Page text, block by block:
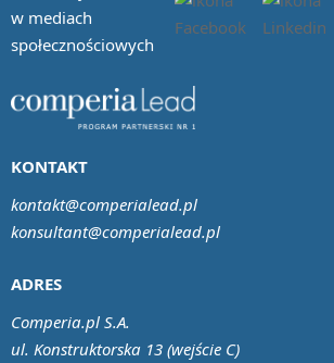
w mediach
społecznościowych
ADRES
Comperia.pl S.A.
ul. Konstruktorska 13 (wejście C)
KONTAKT
kontakt@comperialead.pl
konsultant@comperialead.pl